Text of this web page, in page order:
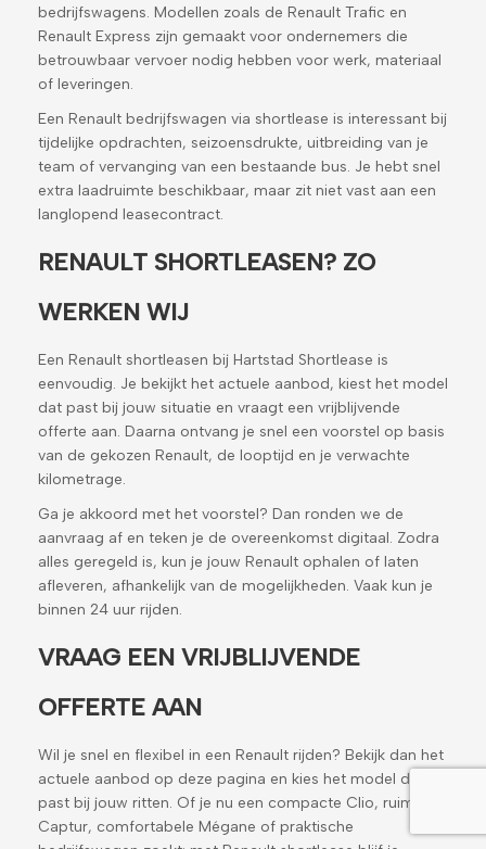
bedrijfswagens. Modellen zoals de Renault Trafic en
Renault Express zijn gemaakt voor ondernemers die
betrouwbaar vervoer nodig hebben voor werk, materiaal
of leveringen.
Een Renault bedrijfswagen via shortlease is interessant bij
tijdelijke opdrachten, seizoensdrukte, uitbreiding van je
team of vervanging van een bestaande bus. Je hebt snel
extra laadruimte beschikbaar, maar zit niet vast aan een
langlopend leasecontract.
RENAULT SHORTLEASEN? ZO
WERKEN WIJ
Een Renault shortleasen bij Hartstad Shortlease is
eenvoudig. Je bekijkt het actuele aanbod, kiest het model
dat past bij jouw situatie en vraagt een vrijblijvende
offerte aan. Daarna ontvang je snel een voorstel op basis
van de gekozen Renault, de looptijd en je verwachte
kilometrage.
Ga je akkoord met het voorstel? Dan ronden we de
aanvraag af en teken je de overeenkomst digitaal. Zodra
alles geregeld is, kun je jouw Renault ophalen of laten
afleveren, afhankelijk van de mogelijkheden. Vaak kun je
binnen 24 uur rijden.
VRAAG EEN VRIJBLIJVENDE
OFFERTE AAN
Wil je snel en flexibel in een Renault rijden? Bekijk dan het
actuele aanbod op deze pagina en kies het model dat
past bij jouw ritten. Of je nu een compacte Clio, ruime
Captur, comfortabele Mégane of praktische